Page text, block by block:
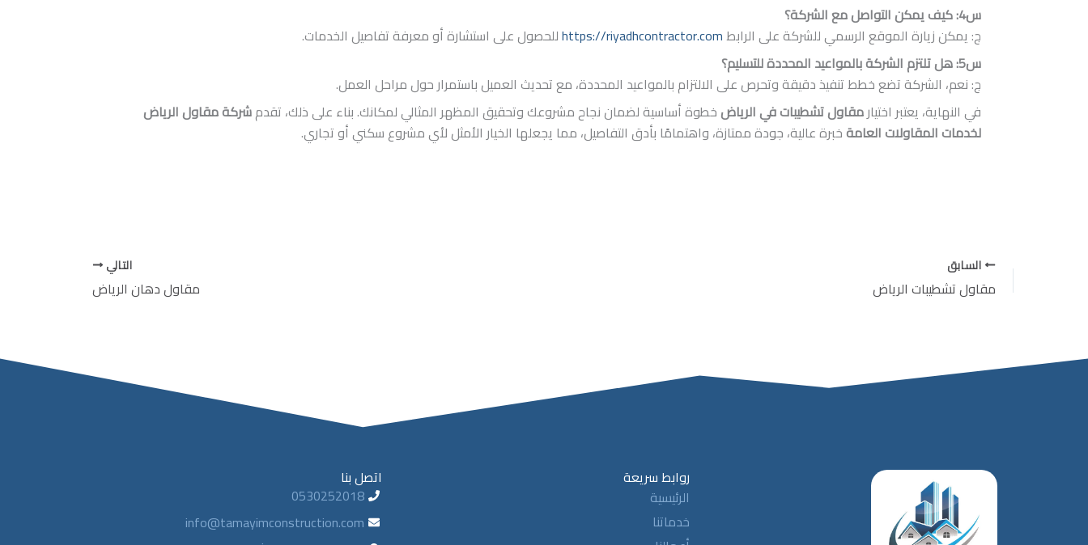
س4: كيف يمكن التواصل مع الشركة؟
ج: يمكن زيارة الموقع الرسمي للشركة على الرابطhttps://riyadhcontractor.comللحصول على استشارة أو معرفة تفاصيل الخدمات.
س5: هل تلتزم الشركة بالمواعيد المحددة للتسليم؟
ج: نعم، الشركة تضع خطط تنفيذ دقيقة وتحرص على الالتزام بالمواعيد المحددة، مع تحديث العميل باستمرار حول مراحل العمل.
في النهاية، يعتبر اختيارمقاول تشطيبات في الرياضخطوة أساسية لضمان نجاح مشروعك وتحقيق المظهر المثالي لمكانك. بناء على ذلك، تقدمشركة مقاول الرياض
لخدمات المقاولات العامةخبرة عالية، جودة ممتازة، واهتمامًا بأدق التفاصيل، مما يجعلها الخيار الأمثل لأي مشروع سكني أو تجاري.
السابق
مقاول تشطيبات الرياض
التالي
مقاول دهان الرياض
روابط سريعة
الرئيسية
خدماتنا
اتصل بنا
0530252018
info@tamayimconstruction.com